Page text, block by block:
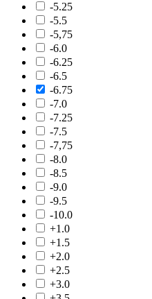
-5.25
-5.5
-5,75
-6.0
-6.25
-6.5
-6.75
-7.0
-7.25
-7.5
-7,75
-8.0
-8.5
-9.0
-9.5
-10.0
+1.0
+1.5
+2.0
+2.5
+3.0